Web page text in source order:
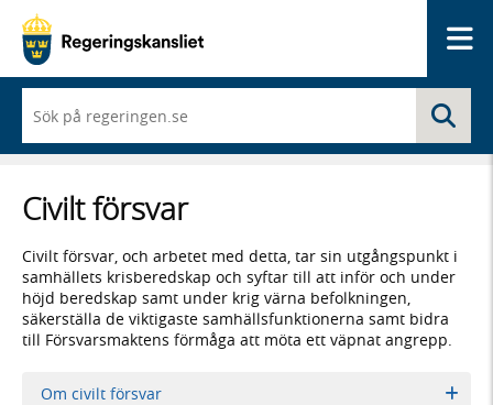
du
börjar
skriva
framträder
en
med
sökförslag
Civilt försvar
Civilt försvar, och arbetet med detta, tar sin utgångspunkt i
samhällets krisberedskap och syftar till att inför och under
höjd beredskap samt under krig värna befolkningen,
säkerställa de viktigaste samhällsfunktionerna samt bidra
till Försvarsmaktens förmåga att möta ett väpnat angrepp.
Om civilt försvar